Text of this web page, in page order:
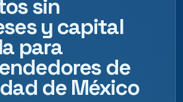
sin
y capital
para
de
de México